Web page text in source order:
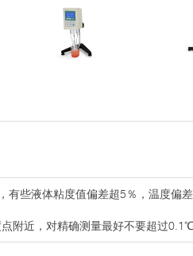
有些液体粘度值偏差超5％，温度偏
附近，对精确测量最好不要超过